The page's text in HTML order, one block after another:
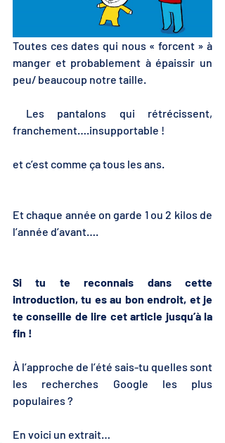
Toutes ces dates qui nous « forcent » à
manger et probablement à épaissir un
peu/ beaucoup notre taille.
franchement….insupportable !
et c’est comme ça tous les ans.
Et chaque année on garde 1 ou 2 kilos de
l’année d’avant….
Si tu te reconnais dans cette
introduction, tu es au bon endroit, et je
te conseille de lire cet article jusqu’à la
fin !
À l’approche de l’été sais-tu quelles sont
les recherches Google les plus
populaires ?
En voici un extrait…